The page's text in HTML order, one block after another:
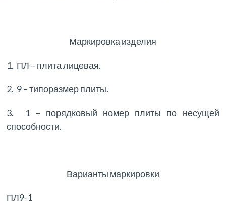
Маркировка изделия
1. ПЛ – плита лицевая.
2. 9 – типоразмер плиты.
3. 1 – порядковый номер плиты по несущей
способности.
Варианты маркировки
ПЛ9-1